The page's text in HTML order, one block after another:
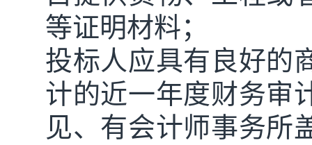
等证明材料；
投标人应具有良好的
计的近一年度财务审
见、有会计师事务所